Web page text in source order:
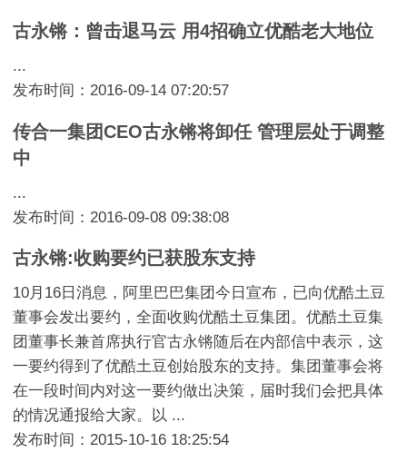
古永锵：曾击退马云 用4招确立优酷老大地位
...
发布时间：2016-09-14 07:20:57
传合一集团CEO古永锵将卸任 管理层处于调整
中
...
发布时间：2016-09-08 09:38:08
古永锵:收购要约已获股东支持
10月16日消息，阿里巴巴集团今日宣布，已向优酷土豆
董事会发出要约，全面收购优酷土豆集团。优酷土豆集
团董事长兼首席执行官古永锵随后在内部信中表示，这
一要约得到了优酷土豆创始股东的支持。集团董事会将
在一段时间内对这一要约做出决策，届时我们会把具体
的情况通报给大家。以 ...
发布时间：2015-10-16 18:25:54